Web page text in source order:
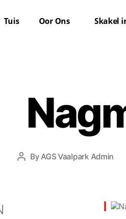
Tuis Oor Ons Skakel
ByAGS Vaalpark Admin